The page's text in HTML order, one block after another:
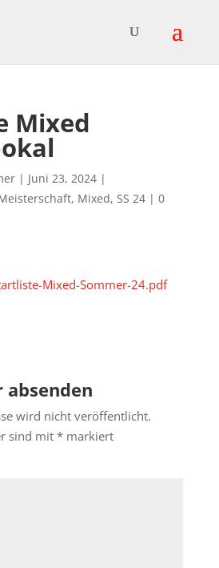
Mixed
| Juni 23, 2024|
, Mixed, SS 24| 0
Mixed-Sommer-24.pdf
wird nicht veröffentlicht.
sind mit *markiert